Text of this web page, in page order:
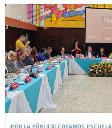
¡por la pública! creamos escuela